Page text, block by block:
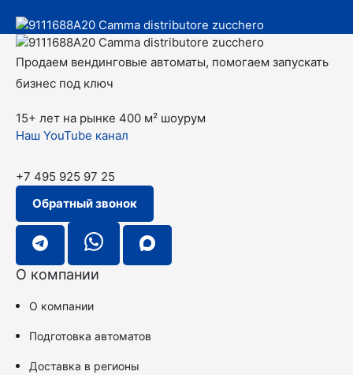
Продаем вендинговые автоматы, помогаем запускать
бизнес под ключ
15+ лет на рынке 400 м² шоурум
Наш YouTube канал
+7 495 925 97 25
Обратный звонок
О компании
О компании
Подготовка автоматов
Доставка в регионы